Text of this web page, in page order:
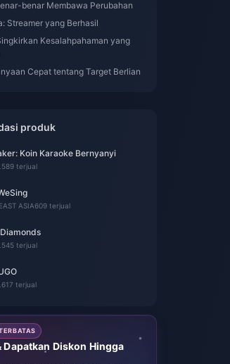
-29%
Rp 1119623.01
benar Membawa Perubahan
Streamer yang Berhasil
Kesalahpahaman yang
Cepat tentang Target Berlian
produk
Koin Karaoke Bernyanyi
589 terjual
ASIA609 terjual
545 terjual
617 terjual
Dapatkan Diskon Hingga